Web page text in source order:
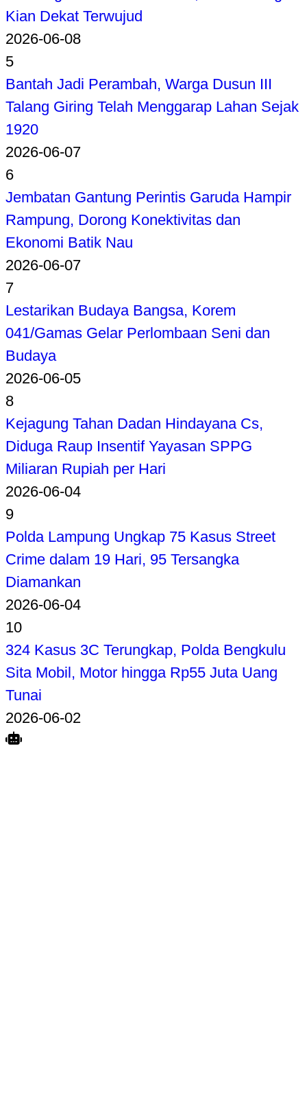
Kian Dekat Terwujud
2026-06-08
5
Bantah Jadi Perambah, Warga Dusun III
Talang Giring Telah Menggarap Lahan Sejak
1920
2026-06-07
6
Jembatan Gantung Perintis Garuda Hampir
Rampung, Dorong Konektivitas dan
Ekonomi Batik Nau
2026-06-07
7
Lestarikan Budaya Bangsa, Korem
041/Gamas Gelar Perlombaan Seni dan
Budaya
2026-06-05
8
Kejagung Tahan Dadan Hindayana Cs,
Diduga Raup Insentif Yayasan SPPG
Miliaran Rupiah per Hari
2026-06-04
9
Polda Lampung Ungkap 75 Kasus Street
Crime dalam 19 Hari, 95 Tersangka
Diamankan
2026-06-04
10
324 Kasus 3C Terungkap, Polda Bengkulu
Sita Mobil, Motor hingga Rp55 Juta Uang
Tunai
2026-06-02